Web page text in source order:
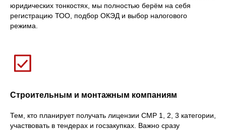
юридических тонкостях, мы полностью берём на себя
регистрацию ТОО, подбор ОКЭД и выбор налогового
режима.
Строительным и монтажным компаниям
Тем, кто планирует получать лицензии СМР 1, 2, 3 категории,
участвовать в тендерах и госзакупках. Важно сразу